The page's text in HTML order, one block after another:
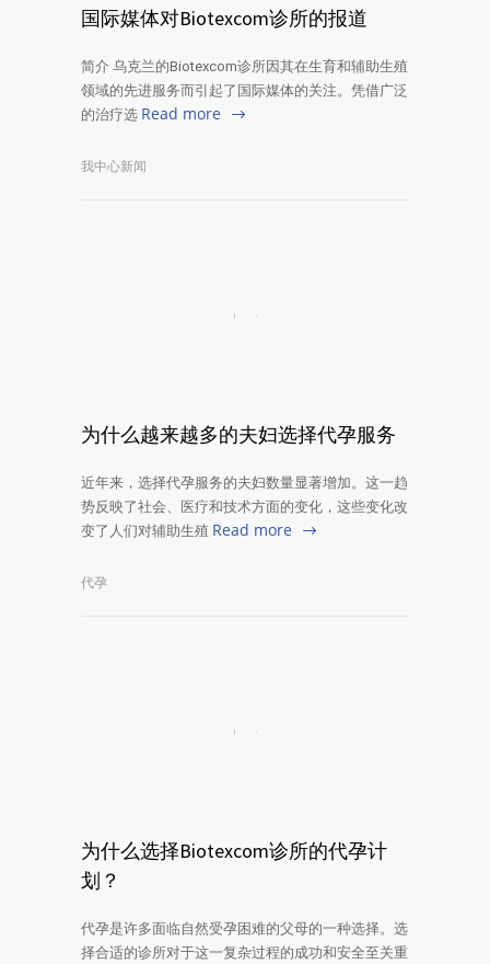
国际媒体对Biotexcom诊所的报道
简介 乌克兰的Biotexcom诊所因其在生育和辅助生殖
领域的先进服务而引起了国际媒体的关注。凭借广泛
的治疗选 Read more
我中心新闻
为什么越来越多的夫妇选择代孕服务
近年来，选择代孕服务的夫妇数量显著增加。这一趋
势反映了社会、医疗和技术方面的变化，这些变化改
变了人们对辅助生殖 Read more
代孕
为什么选择Biotexcom诊所的代孕计
划？
代孕是许多面临自然受孕困难的父母的一种选择。选
择合适的诊所对于这一复杂过程的成功和安全至关重